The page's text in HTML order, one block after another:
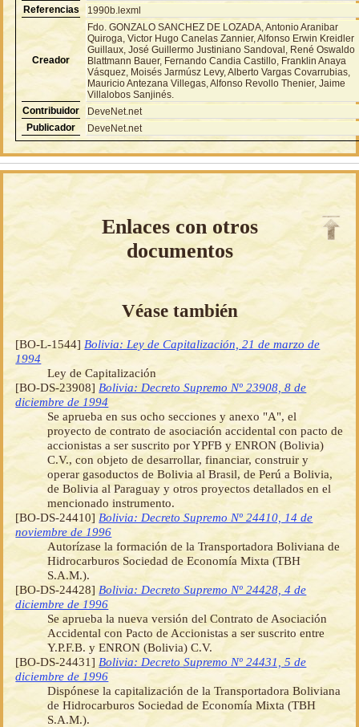
Referencias
1990b.lexml
Creador
Fdo. GONZALO SANCHEZ DE LOZADA, Antonio Aranibar
Quiroga, Victor Hugo Canelas Zannier, Alfonso Erwin Kreidler
Guillaux, José Guillermo Justiniano Sandoval, René Oswaldo
Blattmann Bauer, Fernando Candia Castillo, Franklin Anaya
Vásquez, Moisés Jarmúsz Levy, Alberto Vargas Covarrubias,
Mauricio Antezana Villegas, Alfonso Revollo Thenier, Jaime
Villalobos Sanjinés.
Contribuidor
DeveNet.net
Publicador
DeveNet.net
Enlaces con otros
documentos
Véase también
[BO-L-1544] Bolivia: Ley de Capitalización, 21 de marzo de
1994
Ley de Capitalización
[BO-DS-23908] Bolivia: Decreto Supremo Nº 23908, 8 de
diciembre de 1994
Se aprueba en sus ocho secciones y anexo "A", el
proyecto de contrato de asociación accidental con pacto de
accionistas a ser suscrito por YPFB y ENRON (Bolivia)
C.V., con objeto de desarrollar, financiar, construir y
operar gasoductos de Bolivia al Brasil, de Perú a Bolivia,
de Bolivia al Paraguay y otros proyectos detallados en el
mencionado instrumento.
[BO-DS-24410] Bolivia: Decreto Supremo Nº 24410, 14 de
noviembre de 1996
Autorízase la formación de la Transportadora Boliviana de
Hidrocarburos Sociedad de Economía Mixta (TBH
S.A.M.).
[BO-DS-24428] Bolivia: Decreto Supremo Nº 24428, 4 de
diciembre de 1996
Se aprueba la nueva versión del Contrato de Asociación
Accidental con Pacto de Accionistas a ser suscrito entre
Y.P.F.B. y ENRON (Bolivia) C.V.
[BO-DS-24431] Bolivia: Decreto Supremo Nº 24431, 5 de
diciembre de 1996
Dispónese la capitalización de la Transportadora Boliviana
de Hidrocarburos Sociedad de Economía Mixta (TBH
S.A.M.).